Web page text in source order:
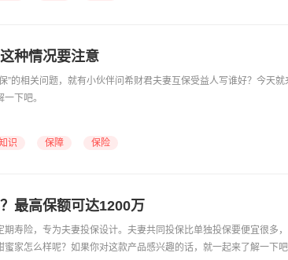
种情况要注意
”的相关问题，就有小伙伴问希财君夫妻互保受益人写谁好？今天就
下吧。
识 保障 保险
最高保额可达1200万
寿险，专为夫妻投保设计。夫妻共同投保比单独投保要便宜很多
家怎么样呢？如果你对这款产品感兴趣的话，就一起来了解一下吧